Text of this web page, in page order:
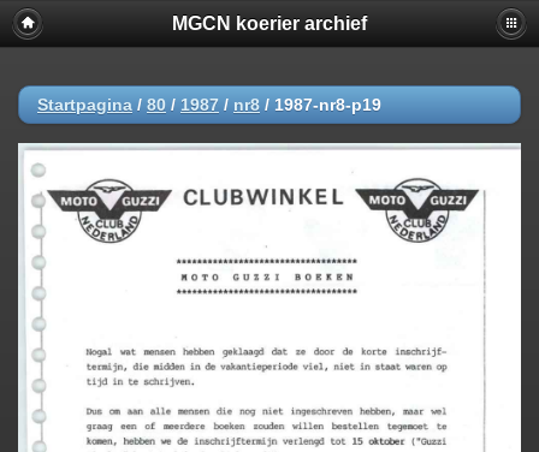
MGCN koerier archief
Startpagina / 80 / 1987 / nr8 / 1987-nr8-p19